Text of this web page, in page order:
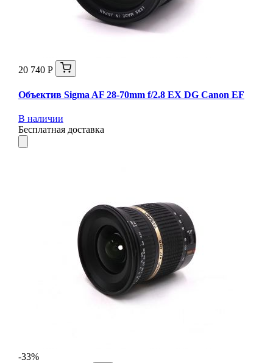
20 740 Р
Объектив Sigma AF 28-70mm f/2.8 EX DG Canon EF
В наличии
Бесплатная доставка
-33%